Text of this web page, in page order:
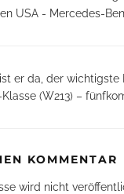
USA - Mercedes-
er da, der wichtigste
(W213) –
KOMMENTAR
wird nicht